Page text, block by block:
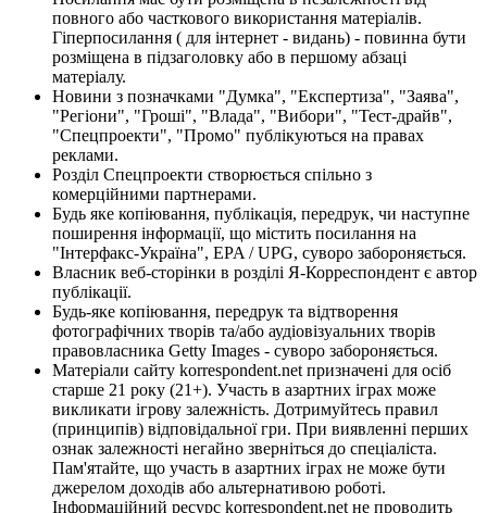
повного або часткового використання матеріалів.
Гіперпосилання ( для інтернет - видань) - повинна бути
розміщена в підзаголовку або в першому абзаці
матеріалу.
Новини з позначками "Думка", "Експертиза", "Заява",
"Регіони", "Гроші", "Влада", "Вибори", "Тест-драйв",
"Спецпроекти", "Промо" публікуються на правах
реклами.
Розділ Спецпроекти створюється спільно з
комерційними партнерами.
Будь яке копіювання, публікація, передрук, чи наступне
поширення інформації, що містить посилання на
"Інтерфакс-Україна", EPA / UPG, суворо забороняється.
Власник веб-сторінки в розділі Я-Корреспондент є автор
публікації.
Будь-яке копіювання, передрук та відтворення
фотографічних творів та/або аудіовізуальних творів
правовласника Getty Images - суворо забороняється.
Матеріали сайту korrespondent.net призначені для осіб
старше 21 року (21+). Участь в азартних іграх може
викликати ігрову залежність. Дотримуйтесь правил
(принципів) відповідальної гри. При виявленні перших
ознак залежності негайно зверніться до спеціаліста.
Пам'ятайте, що участь в азартних іграх не може бути
джерелом доходів або альтернативою роботі.
Інформаційний ресурс korrespondent.net не проводить